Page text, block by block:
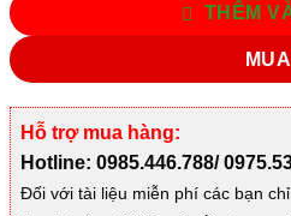
THÊM
Hỗ trợ mua hàng:
Hotline: 0985.446.788/
Đối với tài liệu miễn phí các bạn